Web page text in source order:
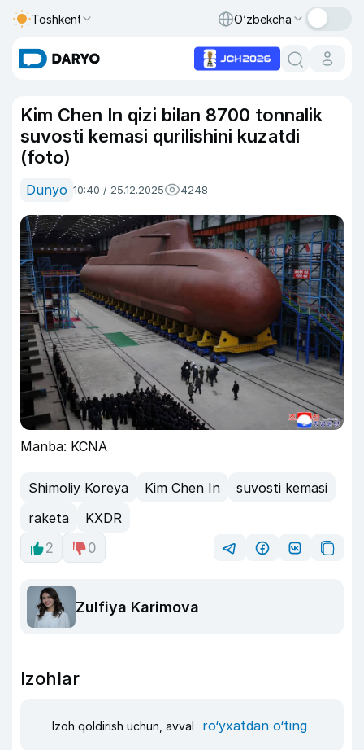
Toshkent O‘zbekcha
Kim Chen In qizi bilan 8700 tonnalik
suvosti kemasi qurilishini kuzatdi
(foto)
Dunyo 10:40 / 25.12.2025 4248
Manba: KCNA
Shimoliy Koreya Kim Chen In
suvosti kemasi
raketa
KXDR
2
0
Zulfiya Karimova
Izohlar
Izoh qoldirish uchun, avval ro‘yxatdan o‘ting